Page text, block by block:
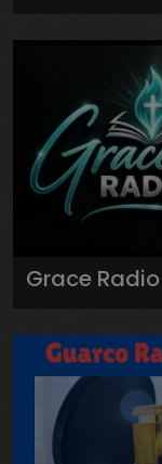
Grace Radio